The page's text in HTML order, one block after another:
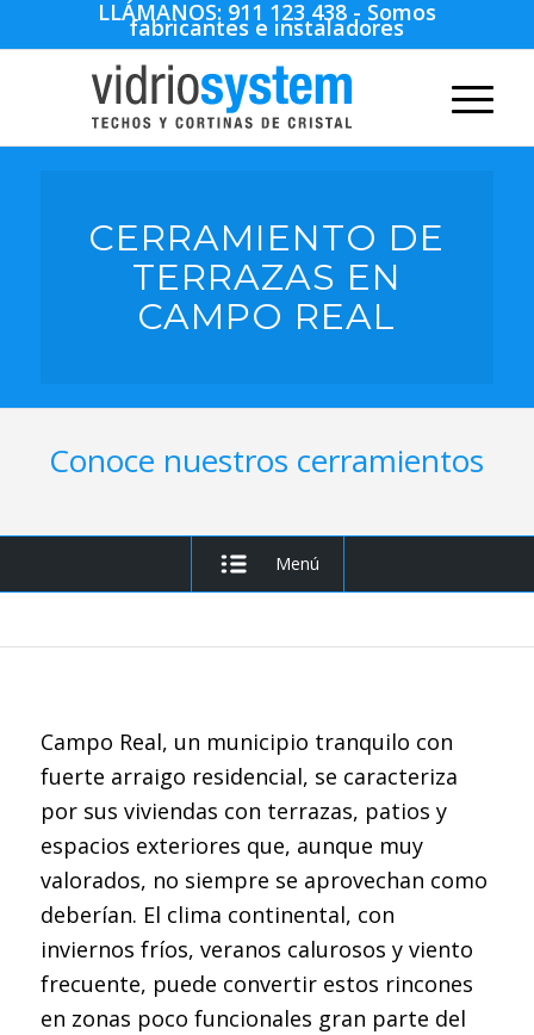
LLÁMANOS: 911 123 438 - Somos
fabricantes e instaladores
CERRAMIENTO DE
TERRAZAS EN
CAMPO REAL
Conoce nuestros cerramientos
Menú
Campo Real, un municipio tranquilo con
fuerte arraigo residencial, se caracteriza
por sus viviendas con terrazas, patios y
espacios exteriores que, aunque muy
valorados, no siempre se aprovechan como
deberían. El clima continental, con
inviernos fríos, veranos calurosos y viento
frecuente, puede convertir estos rincones
en zonas poco funcionales gran parte del